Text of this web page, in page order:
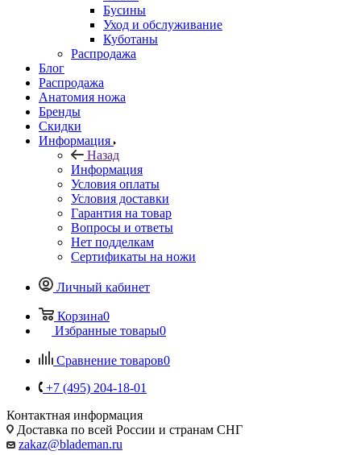
Бусины
Уход и обслуживание
Куботаны
Распродажа
Блог
Распродажа
Анатомия ножа
Бренды
Скидки
Информация
Назад
Информация
Условия оплаты
Условия доставки
Гарантия на товар
Вопросы и ответы
Нет подделкам
Сертификаты на ножи
Личный кабинет
Корзина0
Избранные товары0
Сравнение товаров0
+7 (495) 204-18-01
Контактная информация
Доставка по всей России и странам СНГ
zakaz@blademan.ru